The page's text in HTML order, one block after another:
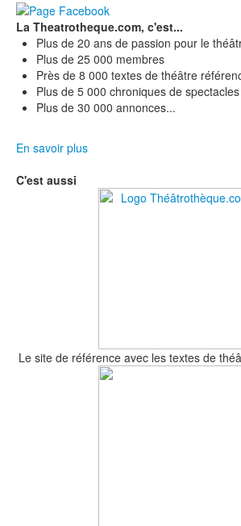
La Theatrotheque.com, c'est...
Plus de 20 ans de passion pour le
Plus de 25 000 membres
Près de 8 000 textes de théâtre
Plus de 5 000 chroniques de spectacles
Plus de 30 000 annonces...
En savoir plus
C'est aussi
Le site de référence avec les textes de